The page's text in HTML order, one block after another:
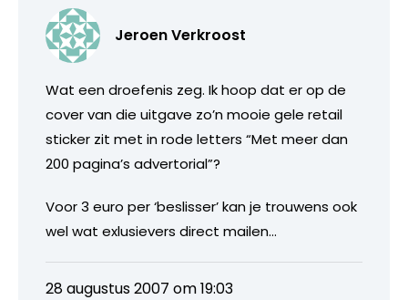
Jeroen Verkroost
Wat een droefenis zeg. Ik hoop dat er op de
cover van die uitgave zo’n mooie gele retail
sticker zit met in rode letters “Met meer dan
200 pagina’s advertorial”?
Voor 3 euro per ‘beslisser’ kan je trouwens ook
wel wat exlusievers direct mailen…
28 augustus 2007 om 19:03